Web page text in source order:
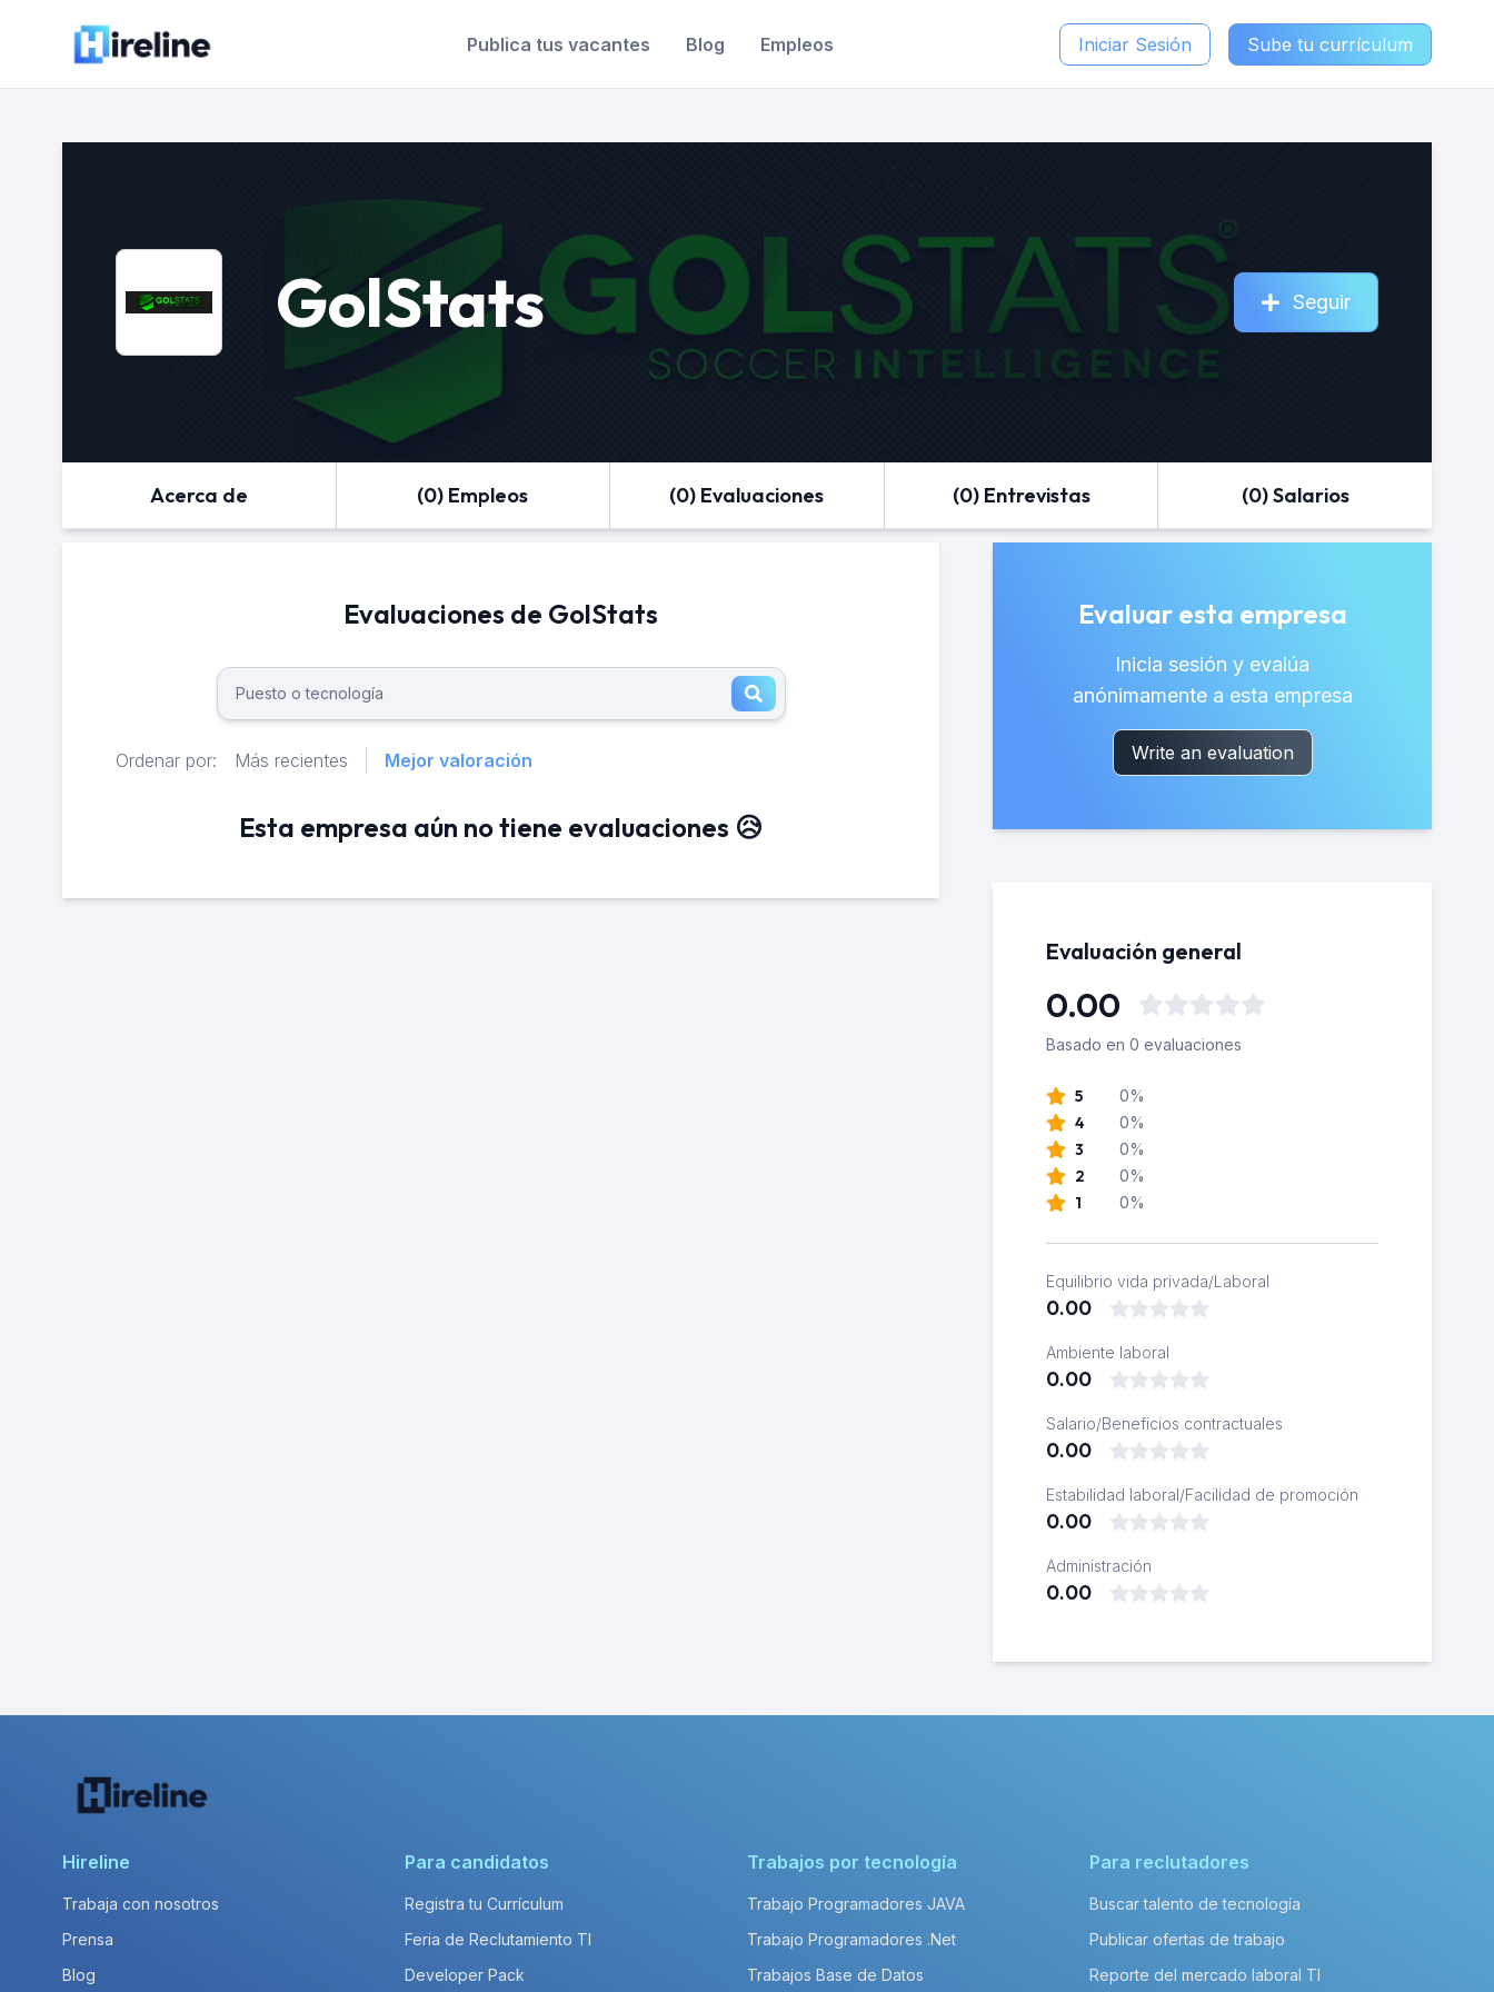
Publica tus vacantes Blog Empleos Iniciar Sesión Sube tu currículum
GolStats Seguir
Acerca de (0) Empleos (0) Evaluaciones (0) Entrevistas (0) Salarios
Evaluaciones de GolStats
Ordenar por: Más recientes Mejor valoración
Esta empresa aún no tiene evaluaciones 😥
Evaluar esta empresa
Inicia sesión y evalúa
anónimamente a esta empresa
Write an evaluation
Evaluación general
0.00
Basado en 0 evaluaciones
5 0%
4 0%
3 0%
2 0%
1 0%
Equilibrio vida privada/Laboral
0.00
Ambiente laboral
0.00
Salario/Beneficios contractuales
0.00
Estabilidad laboral/Facilidad de promoción
0.00
Administración
0.00
Hireline
Trabaja con nosotros
Prensa
Blog
Para candidatos
Registra tu Currículum
Feria de Reclutamiento TI
Developer Pack
Trabajos por tecnología
Trabajo Programadores JAVA
Trabajo Programadores .Net
Trabajos Base de Datos
Para reclutadores
Buscar talento de tecnología
Publicar ofertas de trabajo
Reporte del mercado laboral TI